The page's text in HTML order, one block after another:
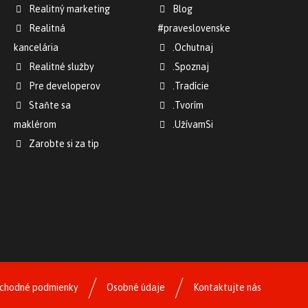
Realitný marketing
Realitná
kancelária
Realitné služby
Pre developerov
Staňte sa
maklérom
Zarobte si za tip
Blog
#praveslovenske
.Ochutnaj
.Spoznaj
.Tradície
.Tvorím
.UžívamSi
Kontaktujte nás
Osobné údaje
podmienky